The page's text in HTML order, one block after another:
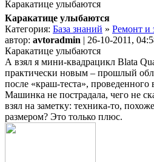
Каракатице улыбаются
Каракатице улыбаются
Категория: База знаний » Ремонт и
автор: avtoradmin | 26-10-2011,
Каракатице улыбаются
А взял я мини-квадрацикл Blata
практически новым – прошлый
после «краш-теста»,
Машинка не пострадала, чего не
взял на заметку: техника-то,
размером? Это только плюс.